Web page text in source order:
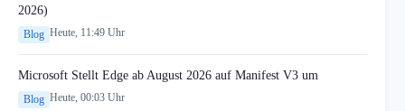
2026)
Blog Heute, 11:49 Uhr
Microsoft Stellt Edge ab August 2026 auf Manifest V3 um
Blog Heute, 00:03 Uhr